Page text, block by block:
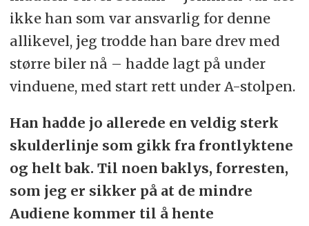
ikke han som var ansvarlig for denne
allikevel, jeg trodde han bare drev med
større biler nå – hadde lagt på under
vinduene, med start rett under A-stolpen.
Han hadde jo allerede en veldig sterk
skulderlinje som gikk fra frontlyktene
og helt bak. Til noen baklys, forresten,
som jeg er sikker på at de mindre
Audiene kommer til å hente